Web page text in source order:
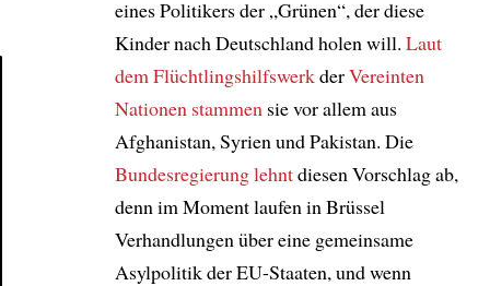
eines Politikers der „Grünen“, der diese
Kinder nach Deutschland holen will. Laut
dem FlüchtlingshilfswerkderVereinten
Nationen stammen sie vor allem aus
Afghanistan, Syrien und Pakistan. Die
Bundesregierunglehntdiesen Vorschlag ab,
denn im Moment laufen in Brüssel
Verhandlungen über eine gemeinsame
Asylpolitik der EU-Staaten, und wenn